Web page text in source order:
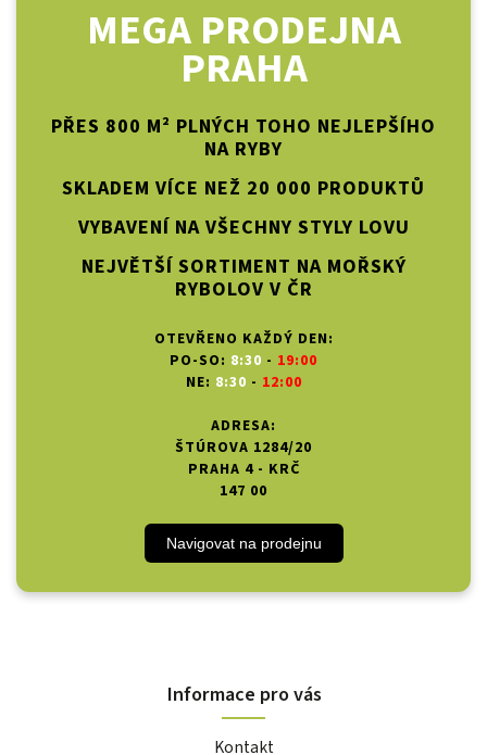
MEGA PRODEJNA
PRAHA
PŘES 800 M² PLNÝCH TOHO NEJLEPŠÍHO
NA RYBY
SKLADEM VÍCE NEŽ 20 000 PRODUKTŮ
VYBAVENÍ NA VŠECHNY STYLY LOVU
NEJVĚTŠÍ SORTIMENT NA MOŘSKÝ
RYBOLOV V ČR
OTEVŘENO KAŽDÝ DEN:
PO-SO: 8:30 - 19:00
NE: 8:30 - 12:00
ADRESA:
ŠTÚROVA 1284/20
PRAHA 4 - KRČ
147 00
Navigovat na prodejnu
Informace pro vás
Kontakt